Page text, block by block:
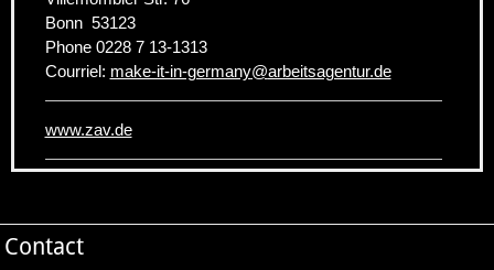
Bonn 53123
Phone 0228 7 13-1313
Courriel: make-it-in-germany@arbeitsagentur.de
www.zav.de
Contact